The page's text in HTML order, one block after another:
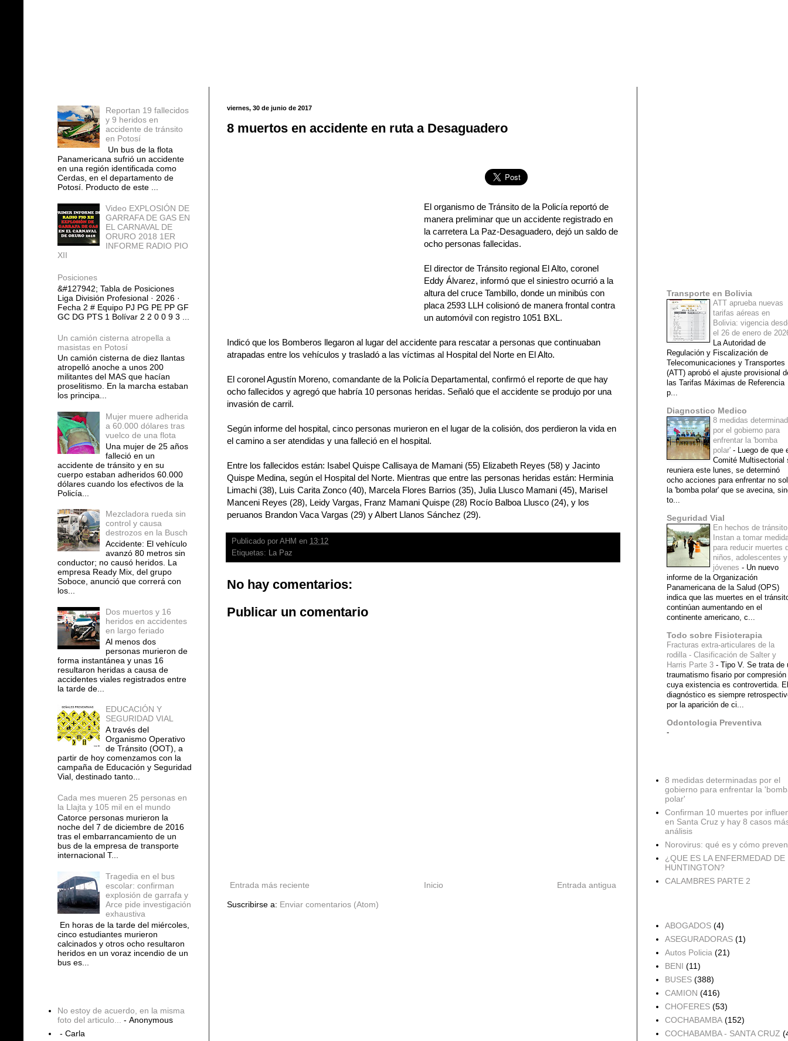
viernes, 30 de junio de 2017
8 muertos en accidente en ruta a Desaguadero
El organismo de Tránsito de la Policía reportó de
manera preliminar que un accidente registrado en
la carretera La Paz-Desaguadero, dejó un saldo de
ocho personas fallecidas.
El director de Tránsito regional El Alto, coronel
Eddy Álvarez, informó que el siniestro ocurrió a la
altura del cruce Tambillo, donde un minibús con
placa 2593 LLH colisionó de manera frontal contra
un automóvil con registro 1051 BXL.
Indicó que los Bomberos llegaron al lugar del accidente para rescatar a personas que continuaban
atrapadas entre los vehículos y trasladó a las víctimas al Hospital del Norte en El Alto.
El coronel Agustín Moreno, comandante de la Policía Departamental, confirmó el reporte de que hay
ocho fallecidos y agregó que habría 10 personas heridas. Señaló que el accidente se produjo por una
invasión de carril.
Según informe del hospital, cinco personas murieron en el lugar de la colisión, dos perdieron la vida en
el camino a ser atendidas y una falleció en el hospital.
Entre los fallecidos están: Isabel Quispe Callisaya de Mamani (55) Elizabeth Reyes (58) y Jacinto
Quispe Medina, según el Hospital del Norte. Mientras que entre las personas heridas están: Herminia
Limachi (38), Luis Carita Zonco (40), Marcela Flores Barrios (35), Julia Llusco Mamani (45), Marisel
Manceni Reyes (28), Leidy Vargas, Franz Mamani Quispe (28) Rocío Balboa Llusco (24), y los
peruanos Brandon Vaca Vargas (29) y Albert Llanos Sánchez (29).
Publicado por AHM en 13:12
Etiquetas: La Paz
No hay comentarios:
Publicar un comentario
Entrada más reciente Entrada antigua
Inicio
Suscribirse a: Enviar comentarios (Atom)
Reportan 19 fallecidos
y 9 heridos en
accidente de tránsito
en Potosí
Un bus de la flota
Panamericana sufrió un accidente
en una región identificada como
Cerdas, en el departamento de
Potosí. Producto de este ...
Video EXPLOSIÓN DE
GARRAFA DE GAS EN
EL CARNAVAL DE
ORURO 2018 1ER
INFORME RADIO PIO
XII
Posiciones
&#127942; Tabla de Posiciones
Liga División Profesional · 2026 ·
Fecha 2 # Equipo PJ PG PE PP GF
GC DG PTS 1 Bolívar 2 2 0 0 9 3 ...
Un camión cisterna atropella a
masistas en Potosí
Un camión cisterna de diez llantas
atropelló anoche a unos 200
militantes del MAS que hacían
proselitismo. En la marcha estaban
los principa...
Mujer muere adherida
a 60.000 dólares tras
vuelco de una flota
Una mujer de 25 años
falleció en un
accidente de tránsito y en su
cuerpo estaban adheridos 60.000
dólares cuando los efectivos de la
Policía...
Mezcladora rueda sin
control y causa
destrozos en la Busch
Accidente: El vehículo
avanzó 80 metros sin
conductor; no causó heridos. La
empresa Ready Mix, del grupo
Soboce, anunció que correrá con
los...
Dos muertos y 16
heridos en accidentes
en largo feriado
Al menos dos
personas murieron de
forma instantánea y unas 16
resultaron heridas a causa de
accidentes viales registrados entre
la tarde de...
EDUCACIÓN Y
SEGURIDAD VIAL
A través del
Organismo Operativo
de Tránsito (OOT), a
partir de hoy comenzamos con la
campaña de Educación y Seguridad
Vial, destinado tanto...
Cada mes mueren 25 personas en
la Llajta y 105 mil en el mundo
Catorce personas murieron la
noche del 7 de diciembre de 2016
tras el embarrancamiento de un
bus de la empresa de transporte
internacional T...
Tragedia en el bus
escolar: confirman
explosión de garrafa y
Arce pide investigación
exhaustiva
En horas de la tarde del miércoles,
cinco estudiantes murieron
calcinados y otros ocho resultaron
heridos en un voraz incendio de un
bus es...
No estoy de acuerdo, en la misma
foto del articulo...
- Anonymous
- Carla
Transporte en Bolivia
ATT aprueba nuevas
tarifas aéreas en
Bolivia: vigencia
el 26 de enero de
La Autoridad de
Regulación y Fiscalización de
Telecomunicaciones y Transportes
(ATT) aprobó el ajuste provisional
las Tarifas Máximas de Referencia
p...
Diagnostico Medico
8 medidas
por el gobierno para
enfrentar la 'bomba
polar' - Luego de que
Comité Multisectorial
reuniera este lunes, se determinó
ocho acciones para enfrentar no
la 'bomba polar' que se avecina,
to...
Seguridad Vial
En hechos de tránsito
Instan a tomar
para reducir muertes
niños, adolescentes y
jóvenes - Un nuevo
informe de la Organización
Panamericana de la Salud (OPS)
indica que las muertes en el
continúan aumentando en el
continente americano, c...
Todo sobre Fisioterapia
Fracturas extra-articulares de la
rodilla - Clasificación de Salter y
Harris Parte 3 - Tipo V. Se trata de
traumatismo fisario por compresión
cuya existencia es controvertida. El
diagnóstico es siempre
por la aparición de ci...
Odontologia Preventiva
-
8 medidas determinadas por el
gobierno para enfrentar la
polar'
Confirman 10 muertes por
en Santa Cruz y hay 8 casos
análisis
Norovirus: qué es y cómo
¿QUE ES LA ENFERMEDAD DE
HUNTINGTON?
CALAMBRES PARTE 2
ABOGADOS (4)
ASEGURADORAS (1)
Autos Policia (21)
BENI (11)
BUSES (388)
CAMION (416)
CHOFERES (53)
COCHABAMBA (152)
COCHABAMBA - SANTA CRUZ